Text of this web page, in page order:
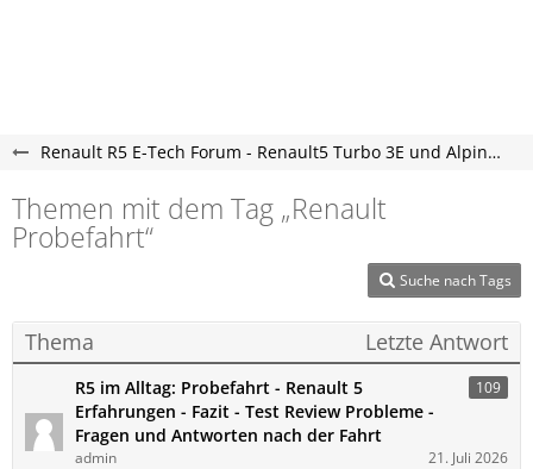
Renault R5 E-Tech Forum - Renault5 Turbo 3E und Alpine A290 Elektro Forum
Themen mit dem Tag „Renault
Probefahrt“
Suche nach Tags
Thema Letzte Antwort
R5 im Alltag: Probefahrt - Renault 5
Erfahrungen - Fazit - Test Review Probleme -
Fragen und Antworten nach der Fahrt
109
admin 21. Juli 2026